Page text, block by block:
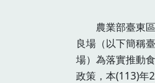
農業部臺東區
良場（以下簡稱
場）為落實推動
政策，本(113)年